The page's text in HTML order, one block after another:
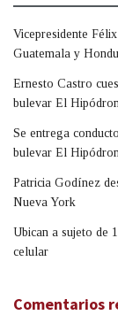
Vicepresidente
Guatemala y
Ernesto Castro
bulevar El
Se entrega
bulevar El
Patricia Godínez
Nueva York
Ubican a sujeto de
celular
Comentarios